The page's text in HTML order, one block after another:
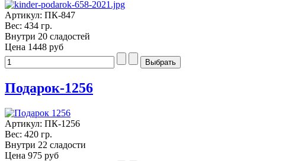
Артикул: ПК-847
Вес: 434 гр.
Внутри 20 сладостей
Цена 1448 руб
Подарок-1256
Артикул: ПК-1256
Вес: 420 гр.
Внутри 22 сладости
Цена 975 руб